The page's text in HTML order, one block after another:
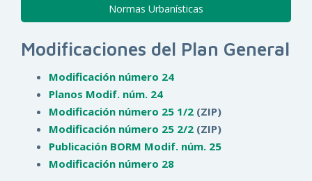
Normas Urbanísticas
Modificaciones del Plan General
Modificación número 24
Planos Modif. núm. 24
Modificación número 25 1/2 (ZIP)
Modificación número 25 2/2 (ZIP)
Publicación BORM Modif. núm. 25
Modificación número 28